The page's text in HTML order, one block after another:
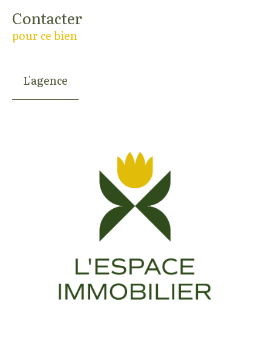
Contacter
pour ce bien
L'agence